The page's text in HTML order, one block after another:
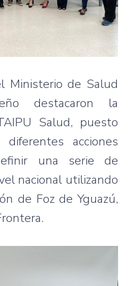
Ministerio de Salud
destacaron la
Salud, puesto
acciones
una serie de
nacional utilizando
de Foz de Yguazú,